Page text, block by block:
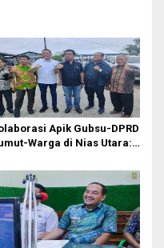
Apik Gubsu-DPRD
Warga di Nias Utara:
Diperbaiki